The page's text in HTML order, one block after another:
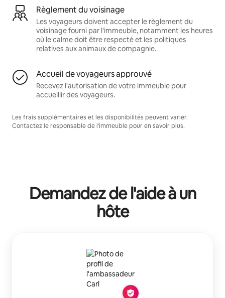
Règlement du voisinage
Les voyageurs doivent accepter le règlement du
voisinage fourni par l'immeuble, notamment les heures
où le calme doit être respecté et les politiques
relatives aux animaux de compagnie.
Accueil de voyageurs approuvé
Recevez l'autorisation de votre immeuble pour
accueillir des voyageurs.
Les frais supplémentaires et les disponibilités peuvent varier.
Contactez le responsable de l'immeuble pour en savoir plus.
Demandez de l'aide à un
hôte